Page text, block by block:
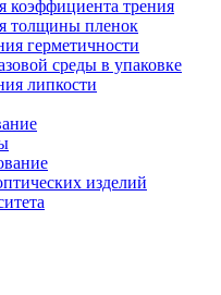
коэффициента трения
толщины пленок
герметичности
среды в упаковке
липкости
изделий